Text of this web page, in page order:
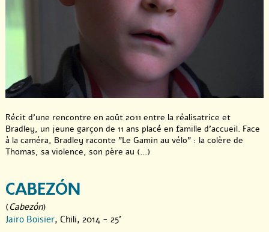
Récit d’une rencontre en août 2011 entre la réalisatrice et
Bradley, un jeune garçon de 11 ans placé en famille d’accueil. Face
à la caméra, Bradley raconte "Le Gamin au vélo" : la colère de
Thomas, sa violence, son père au (...)
CABEZÓN
(Cabezón)
Jairo Boisier, Chili, 2014 - 25'